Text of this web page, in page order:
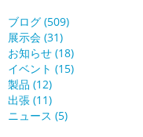
ブログ (509)
展示会 (31)
お知らせ (18)
イベント (15)
製品 (12)
出張 (11)
ニュース (5)